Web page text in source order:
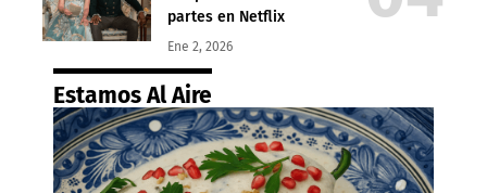
partes en Netflix
Ene 2, 2026
Estamos Al Aire